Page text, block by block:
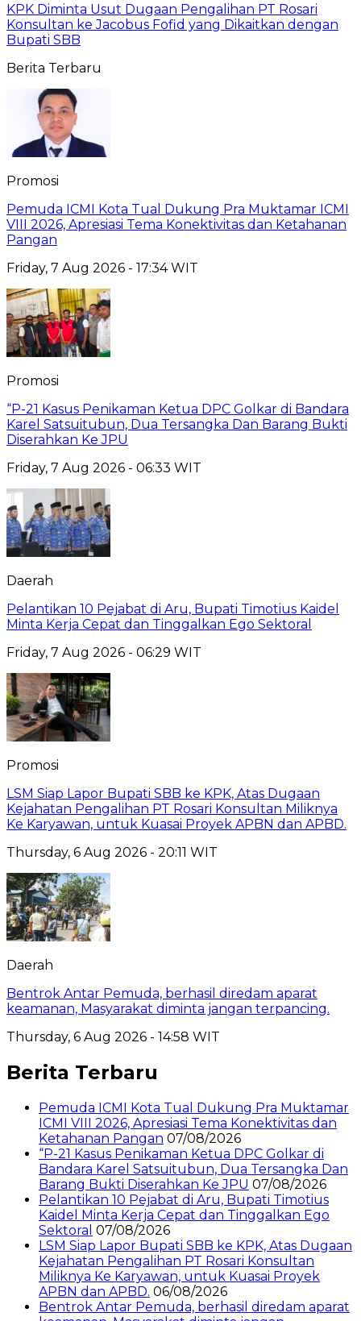
KPK Diminta Usut Dugaan Pengalihan PT Rosari
Konsultan ke Jacobus Fofid yang Dikaitkan dengan
Bupati SBB
Berita Terbaru
Promosi
Pemuda ICMI Kota Tual Dukung Pra Muktamar ICMI
VIII 2026, Apresiasi Tema Konektivitas dan Ketahanan
Pangan
Friday, 7 Aug 2026 - 17:34 WIT
Promosi
“P-21 Kasus Penikaman Ketua DPC Golkar di Bandara
Karel Satsuitubun, Dua Tersangka Dan Barang Bukti
Diserahkan Ke JPU
Friday, 7 Aug 2026 - 06:33 WIT
Daerah
Pelantikan 10 Pejabat di Aru, Bupati Timotius Kaidel
Minta Kerja Cepat dan Tinggalkan Ego Sektoral
Friday, 7 Aug 2026 - 06:29 WIT
Promosi
LSM Siap Lapor Bupati SBB ke KPK, Atas Dugaan
Kejahatan Pengalihan PT Rosari Konsultan Miliknya
Ke Karyawan, untuk Kuasai Proyek APBN dan APBD.
Thursday, 6 Aug 2026 - 20:11 WIT
Daerah
Bentrok Antar Pemuda, berhasil diredam aparat
keamanan, Masyarakat diminta jangan terpancing.
Thursday, 6 Aug 2026 - 14:58 WIT
Berita Terbaru
Pemuda ICMI Kota Tual Dukung Pra Muktamar
ICMI VIII 2026, Apresiasi Tema Konektivitas dan
Ketahanan Pangan 07/08/2026
“P-21 Kasus Penikaman Ketua DPC Golkar di
Bandara Karel Satsuitubun, Dua Tersangka Dan
Barang Bukti Diserahkan Ke JPU 07/08/2026
Pelantikan 10 Pejabat di Aru, Bupati Timotius
Kaidel Minta Kerja Cepat dan Tinggalkan Ego
Sektoral 07/08/2026
LSM Siap Lapor Bupati SBB ke KPK, Atas Dugaan
Kejahatan Pengalihan PT Rosari Konsultan
Miliknya Ke Karyawan, untuk Kuasai Proyek
APBN dan APBD. 06/08/2026
Bentrok Antar Pemuda, berhasil diredam aparat